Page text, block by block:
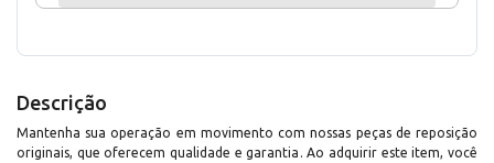
Descrição
Mantenha sua operação em movimento com nossas peças de reposição
originais, que oferecem qualidade e garantia. Ao adquirir este item, você